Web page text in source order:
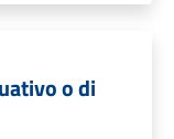
o di